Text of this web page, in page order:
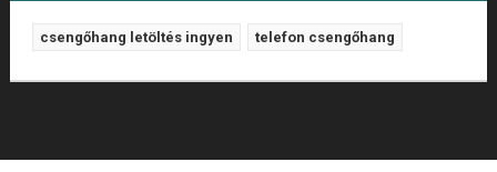
csengőhang letöltés ingyen telefon csengőhang